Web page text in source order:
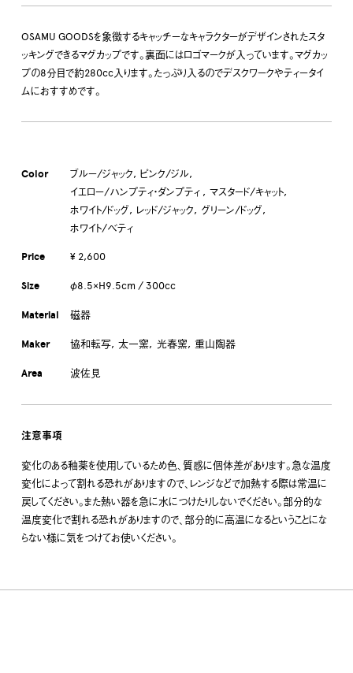
OSAMU GOODSを象徴するキャッチーなキャラクターがデザインされたスタ
ッキングできるマグカップです。裏面にはロゴマークが入っています。マグカッ
プの8分目で約280cc入ります。たっぷり入るのでデスクワークやティータイ
ムにおすすめです。
Color ブルー/ジャック
ピンク/ジル
イエロー/ハンプティ・ダンプティ
マスタード/キャット
ホワイト/ドッグ
レッド/ジャック
グリーン/ドッグ
ホワイト/ベティ
Price ¥ 2,600
Size φ8.5×H9.5cm / 300cc
Material 磁器
Maker 協和転写 太一窯 光春窯 重山陶器
Area 波佐見
注意事項
変化のある釉薬を使用しているため色、質感に個体差があります。急な温度
変化によって割れる恐れがありますので、レンジなどで加熱する際は常温に
戻してください。また熱い器を急に水につけたりしないでください。部分的な
温度変化で割れる恐れがありますので、部分的に高温になるということにな
らない様に気をつけてお使いください。